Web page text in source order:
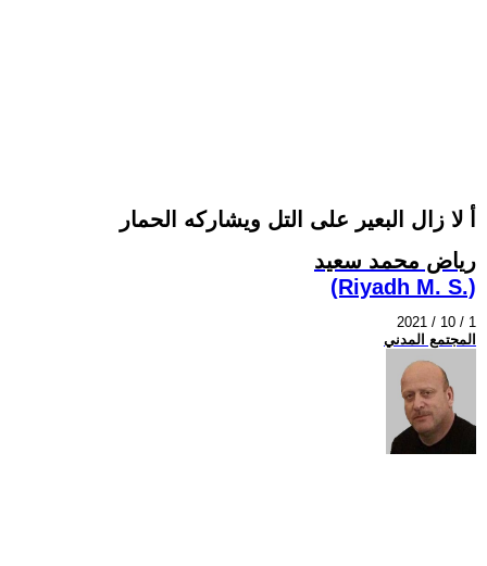
أ لا زال البعير على التل ويشاركه الحمار
رياض محمد سعيد
(Riyadh M. S.)
2021 / 10 / 1
المجتمع المدني